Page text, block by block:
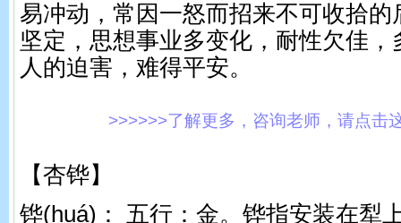
易冲动，常因一怒而招来不可收拾
坚定，思想事业多变化，耐性欠佳
人的迫害，难得平安。
>>>>>>了解更多，咨询老师，请点击
【杏铧】
铧(huá)： 五行：金。 铧指安装在犁